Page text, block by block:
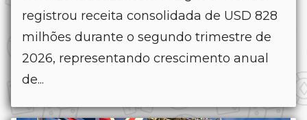
registrou receita consolidada de USD 828
milhões durante o segundo trimestre de
2026, representando crescimento anual
de...